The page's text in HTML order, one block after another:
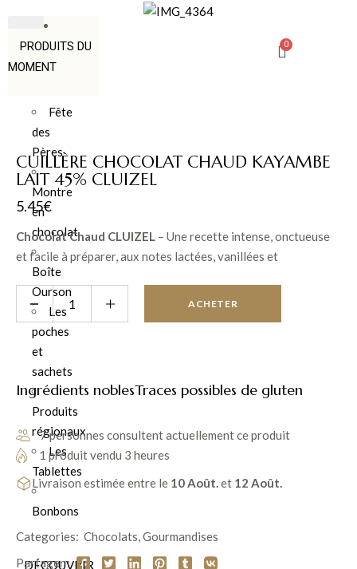
PRODUITS DU
MOMENT
Fête
des
Pères
Montre
en
chocolat
Boîte
Ourson
Les
poches
et
sachets
Produits
régionaux
Les
Tablettes
Bonbons
DÉCOUVRIR
CUILLÈRE CHOCOLAT CHAUD KAYAMBE
LAIT 45% CLUIZEL
5.45€
Chocolat Chaud CLUIZEL – Une recette intense, onctueuse
et facile à préparer, aux notes lactées, vanillées et
chocolatées pour un moment réconfortant et irrésistible.
ACHETER
Ingrédients noblesTraces possibles de gluten
7 personnes consultent actuellement ce produit
1 produit vendu 3 heures
Livraison estimée entre le 10 Août.et 12 Août.
Categories: Chocolats,Gourmandises
Partager :